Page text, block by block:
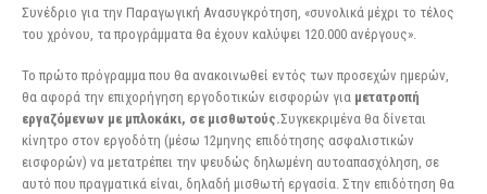
Συνέδριο για την Παραγωγική Ανασυγκρότηση, «συνολικά μέχρι το τέλος
του χρόνου, τα προγράμματα θα έχουν καλύψει 120.000 ανέργους».
Το πρώτο πρόγραμμα που θα ανακοινωθεί εντός των προσεχών ημερών,
θα αφορά την επιχορήγηση εργοδοτικών εισφορών για μετατροπή
εργαζόμενων με μπλοκάκι, σε μισθωτούς.Συγκεκριμένα θα δίνεται
κίνητρο στον εργοδότη (μέσω 12μηνης επιδότησης ασφαλιστικών
εισφορών) να μετατρέπει την ψευδώς δηλωμένη αυτοαπασχόληση, σε
αυτό που πραγματικά είναι, δηλαδή μισθωτή εργασία. Στην επιδότηση θα